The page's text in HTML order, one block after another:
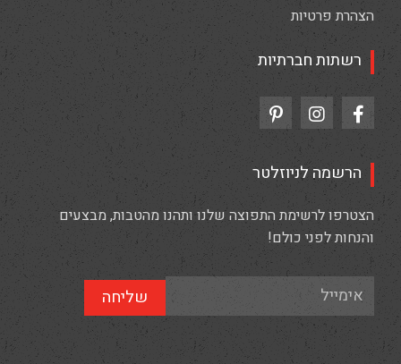
הצהרת פרטיות
רשתות חברתיות
הרשמה לניוזלטר
הצטרפו לרשימת התפוצה שלנו ותהנו מהטבות, מבצעים
והנחות לפני כולם!
שליחה